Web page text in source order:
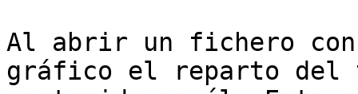
Al abrir un fichero con
gráfico el reparto del